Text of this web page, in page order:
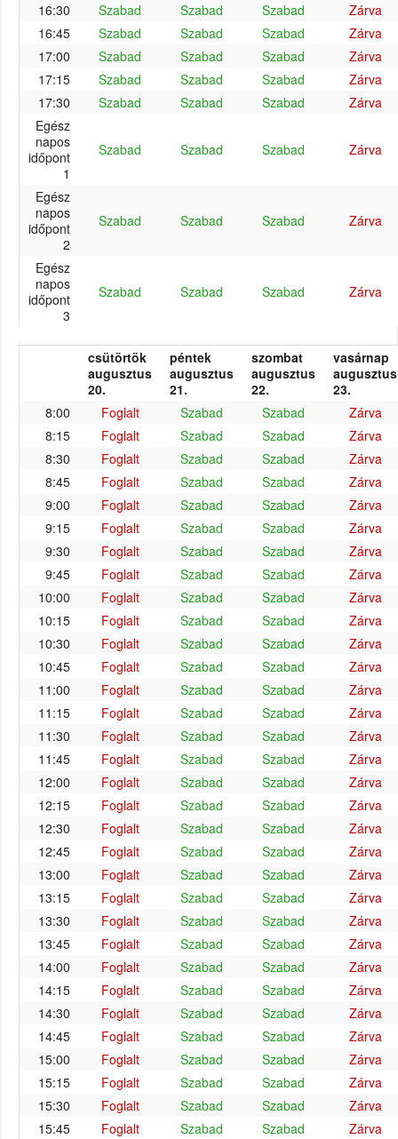
16:30 Szabad Szabad Szabad
Zárva
16:45
Szabad Szabad Szabad
Zárva
17:00
Szabad Szabad Szabad
Zárva
17:15
Szabad Szabad Szabad
Zárva
17:30
Szabad Szabad Szabad
Zárva
Egész
napos
időpont
1
Szabad Szabad Szabad Zárva
Egész
napos
időpont
2
Szabad Szabad Szabad Zárva
Egész
napos
időpont
3
Szabad Szabad Szabad Zárva
csütörtök
augusztus
20.
péntek
augusztus
21.
szombat
augusztus
22.
vasárnap
augusztus
23.
8:00
Foglalt Szabad Szabad
Zárva
8:15
Foglalt Szabad Szabad
Zárva
8:30
Foglalt Szabad Szabad
Zárva
8:45
Foglalt Szabad Szabad
Zárva
9:00
Foglalt Szabad Szabad
Zárva
9:15
Foglalt Szabad Szabad
Zárva
9:30
Foglalt Szabad Szabad
Zárva
9:45
Foglalt Szabad Szabad
Zárva
10:00
Foglalt Szabad Szabad
Zárva
10:15
Foglalt Szabad Szabad
Zárva
10:30
Foglalt Szabad Szabad
Zárva
10:45
Foglalt Szabad Szabad
Zárva
11:00
Foglalt Szabad Szabad
Zárva
11:15
Foglalt Szabad Szabad
Zárva
11:30
Foglalt Szabad Szabad
Zárva
11:45
Foglalt Szabad Szabad
Zárva
12:00
Foglalt Szabad Szabad
Zárva
12:15
Foglalt Szabad Szabad
Zárva
12:30
Foglalt Szabad Szabad
Zárva
12:45
Foglalt Szabad Szabad
Zárva
13:00
Foglalt Szabad Szabad
Zárva
13:15
Foglalt Szabad Szabad
Zárva
13:30
Foglalt Szabad Szabad
Zárva
13:45
Foglalt Szabad Szabad
Zárva
14:00
Foglalt Szabad Szabad
Zárva
14:15
Foglalt Szabad Szabad
Zárva
14:30
Foglalt Szabad Szabad
Zárva
14:45
Foglalt Szabad Szabad
Zárva
15:00
Foglalt Szabad Szabad
Zárva
15:15
Foglalt Szabad Szabad
Zárva
15:30
Foglalt Szabad Szabad
Zárva
15:45
Foglalt Szabad Szabad
Zárva